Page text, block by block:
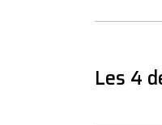
Les 4